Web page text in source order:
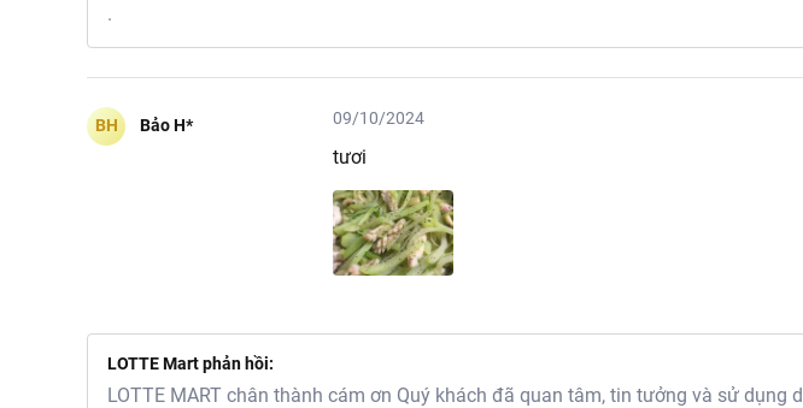
.
BH Bảo H* 09/10/2024
tươi
LOTTE Mart phản hồi:
LOTTE MART chân thành cám ơn Quý khách đã quan tâm, tin tưởng và sử